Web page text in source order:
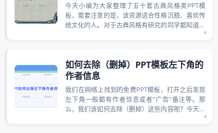
今天小编为大家整理了五十套古典风格类PPT模
板，需要注意的是，该资源适合性格沉稳、喜欢传
统文化的人。对于古典风格有研究的同学都知道，
如何去除（删掉）PPT模板左下角的
作者信息
我们在网络上找到的免费PPT模板，打开之后发现
左下角一般都有作者信息或者“广告”备注等。那
么，我们该如何去除（删掉）这些内容呢？今天老